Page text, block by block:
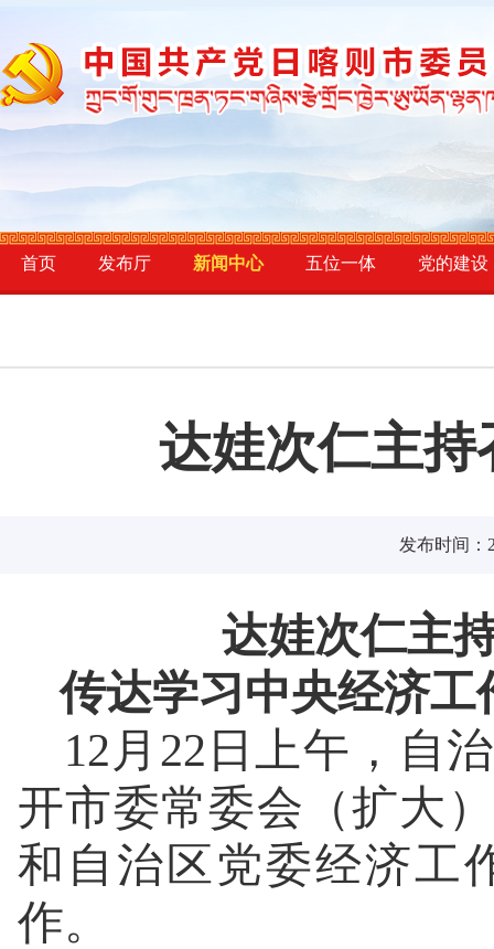
首页 发布厅 新闻中心 五位一体 党的建设
达娃次仁主
发布时间：
达娃次仁主
传达学习中央经济
12月22日上午，自
开市委常委会（扩大
和自治区党委经济工
作。